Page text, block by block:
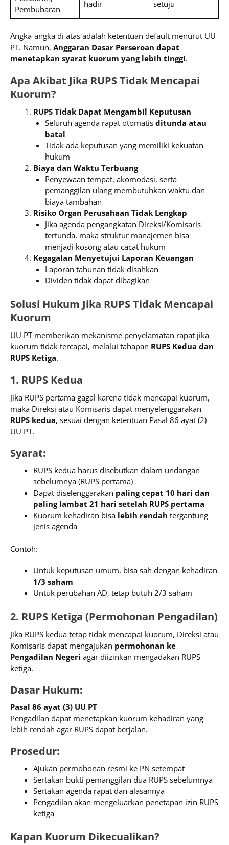
Pembubaran
hadir setuju
Angka-angka di atas adalah ketentuan default menurut UU
PT. Namun, Anggaran Dasar Perseroan dapat
menetapkan syarat kuorum yang lebih tinggi.
Apa Akibat Jika RUPS Tidak Mencapai
Kuorum?
RUPS Tidak Dapat Mengambil Keputusan
Seluruh agenda rapat otomatis ditunda atau
batal
Tidak ada keputusan yang memiliki kekuatan
hukum
Biaya dan Waktu Terbuang
Penyewaan tempat, akomodasi, serta
pemanggilan ulang membutuhkan waktu dan
biaya tambahan
Risiko Organ Perusahaan Tidak Lengkap
Jika agenda pengangkatan Direksi/Komisaris
tertunda, maka struktur manajemen bisa
menjadi kosong atau cacat hukum
Kegagalan Menyetujui Laporan Keuangan
Laporan tahunan tidak disahkan
Dividen tidak dapat dibagikan
Solusi Hukum Jika RUPS Tidak Mencapai
Kuorum
UU PT memberikan mekanisme penyelamatan rapat jika
kuorum tidak tercapai, melalui tahapan RUPS Kedua dan
RUPS Ketiga.
1. RUPS Kedua
Jika RUPS pertama gagal karena tidak mencapai kuorum,
maka Direksi atau Komisaris dapat menyelenggarakan
RUPS kedua, sesuai dengan ketentuan Pasal 86 ayat (2)
UU PT.
Syarat:
RUPS kedua harus disebutkan dalam undangan
sebelumnya (RUPS pertama)
Dapat diselenggarakan paling cepat 10 hari dan
paling lambat 21 hari setelah RUPS pertama
Kuorum kehadiran bisa lebih rendah tergantung
jenis agenda
Contoh:
Untuk keputusan umum, bisa sah dengan kehadiran
1/3 saham
Untuk perubahan AD, tetap butuh 2/3 saham
2. RUPS Ketiga (Permohonan Pengadilan)
Jika RUPS kedua tetap tidak mencapai kuorum, Direksi atau
Komisaris dapat mengajukan permohonan ke
Pengadilan Negeri agar diizinkan mengadakan RUPS
ketiga.
Dasar Hukum:
Pasal 86 ayat (3) UU PT
Pengadilan dapat menetapkan kuorum kehadiran yang
lebih rendah agar RUPS dapat berjalan.
Prosedur:
Ajukan permohonan resmi ke PN setempat
Sertakan bukti pemanggilan dua RUPS sebelumnya
Sertakan agenda rapat dan alasannya
Pengadilan akan mengeluarkan penetapan izin RUPS
ketiga
Kapan Kuorum Dikecualikan?